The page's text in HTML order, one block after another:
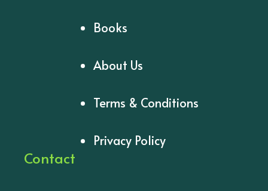
Books
About Us
Terms & Conditions
Privacy Policy
Contact